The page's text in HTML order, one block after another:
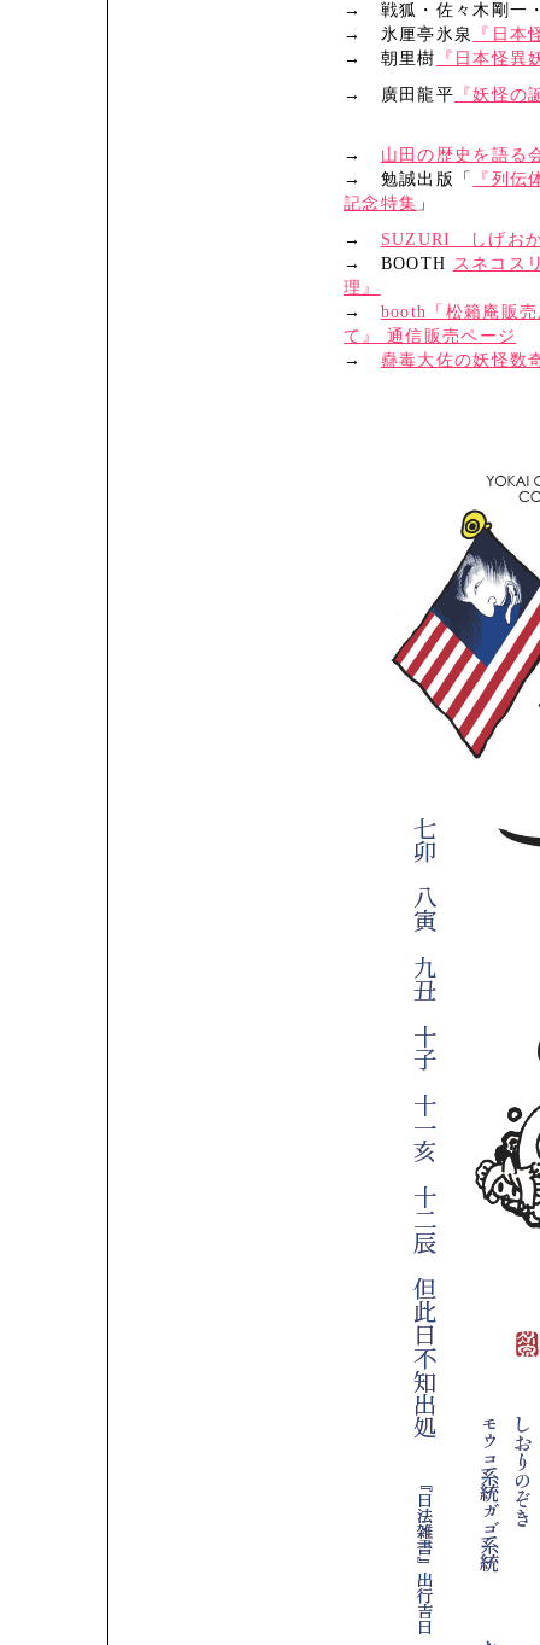
→ 戦狐・佐々木剛一
→ 氷厘亭氷泉
『日本
→ 朝里樹
『日本怪異
→ 廣田龍平 『妖怪
→ 山田の歴史を語る
→ 勉誠出版「
『列
記念特集 」
→ SUZURI しげお
→ BOOTH スネコス
理』
→ booth「松籟庵販
て』 通信販売ページ
→ 蠱毒大佐の妖怪数